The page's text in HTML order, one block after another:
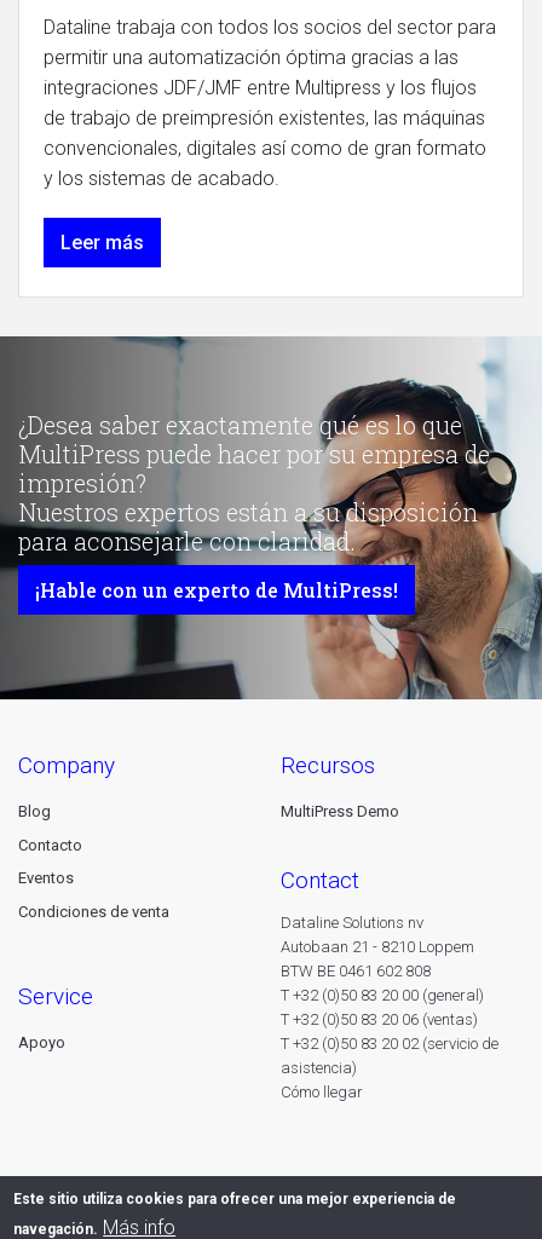
Dataline trabaja con todos los socios del sector para
permitir una automatización óptima gracias a las
integraciones JDF/JMF entre Multipress y los flujos
de trabajo de preimpresión existentes, las máquinas
convencionales, digitales así como de gran formato
y los sistemas de acabado.
Leer más
¿Desea saber exactamente qué es lo que
MultiPress puede hacer por su empresa de
impresión?
Nuestros expertos están a su disposición
para aconsejarle con claridad.
¡Hable con un experto de MultiPress!
company
Blog
Contacto
Eventos
Condiciones de venta
service
Apoyo
recursos
MultiPress Demo
contact
Dataline Solutions nv
Autobaan 21 - 8210 Loppem
BTW BE 0461 602 808
T +32 (0)50 83 20 00 (general)
T +32 (0)50 83 20 06 (ventas)
T +32 (0)50 83 20 02 (servicio de
asistencia)
Cómo llegar
Este sitio utiliza cookies para ofrecer una mejor experiencia de
navegación. Más info